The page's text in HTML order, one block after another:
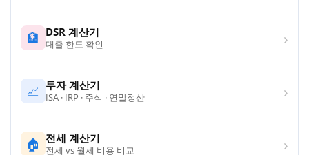
🏦 DSR 계산기
대출 한도 확인 ›
📈 투자 계산기
ISA · IRP · 주식 · 연말정산 ›
🏠 전세 계산기
전세 vs 월세 비용 비교 ›